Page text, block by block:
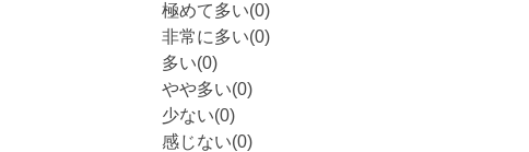
極めて多い(0)
非常に多い(0)
多い(0)
やや多い(0)
少ない(0)
感じない(0)